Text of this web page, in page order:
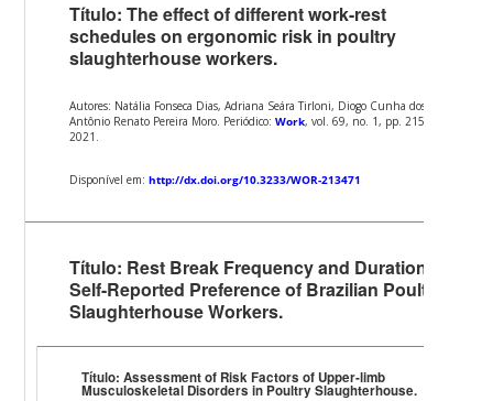
Título: The effect of different work-rest
schedules on ergonomic risk in poultry
slaughterhouse workers.
Autores: Natália Fonseca Dias, Adriana Seára Tirloni, Diogo Cunha dos Reis e
Antônio Renato Pereira Moro. Periódico:Work, vol. 69, no. 1, pp. 215-223,
2021.
Disponível em:http://dx.doi.org/10.3233/WOR-213471
Título: Rest Break Frequency and Duration:
Self-Reported Preference of Brazilian Poultry
Slaughterhouse Workers.
Título: Assessment of Risk Factors of Upper-limb
Musculoskeletal Disorders in Poultry Slaughterhouse.